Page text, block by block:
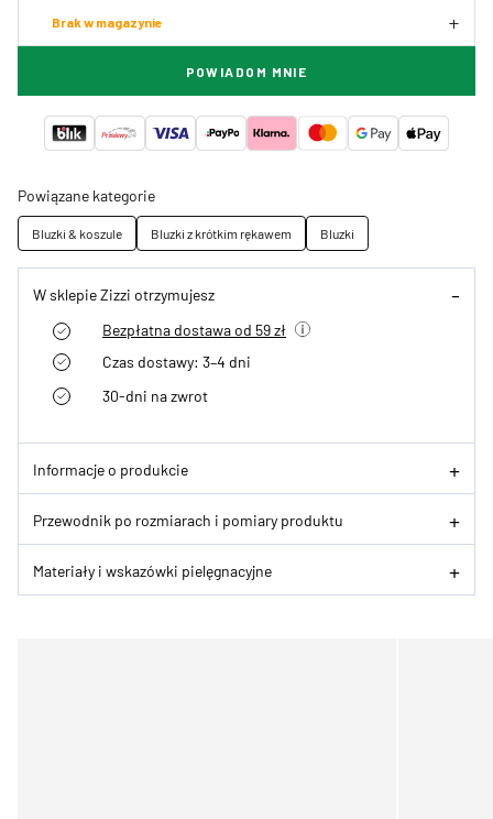
Brak w magazynie
POWIADOM MNIE
Powiązane kategorie
Bluzki & koszule Bluzki z krótkim rękawem Bluzki
W sklepie Zizzi otrzymujesz
Bezpłatna dostawa od 59 zł
Czas dostawy: 3–4 dni
30-dni na zwrot
Informacje o produkcie
Przewodnik po rozmiarach i pomiary produktu
Materiały i wskazówki pielęgnacyjne